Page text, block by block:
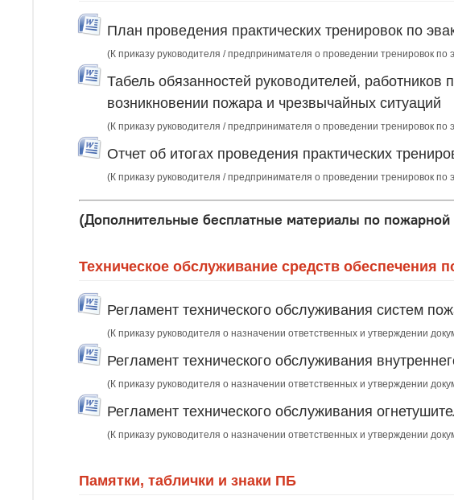
План проведения практических тренировок по
(К приказу руководителя / предпринимателя о проведении тренировок
Табель обязанностей руководителей, работников
возникновении пожара и чрезвычайных ситуаций
(К приказу руководителя / предпринимателя о проведении тренировок
Отчет об итогах проведения практических
(К приказу руководителя / предпринимателя о проведении тренировок по
(Дополнительные бесплатные материалы по
Техническое обслуживание средств обеспечения
Регламент технического обслуживания систем
(К приказу руководителя о назначении ответственных и утверждении
Регламент технического обслуживания
(К приказу руководителя о назначении ответственных и утверждении
Регламент технического обслуживания
(К приказу руководителя о назначении ответственных и утверждении
Памятки, таблички и знаки ПБ